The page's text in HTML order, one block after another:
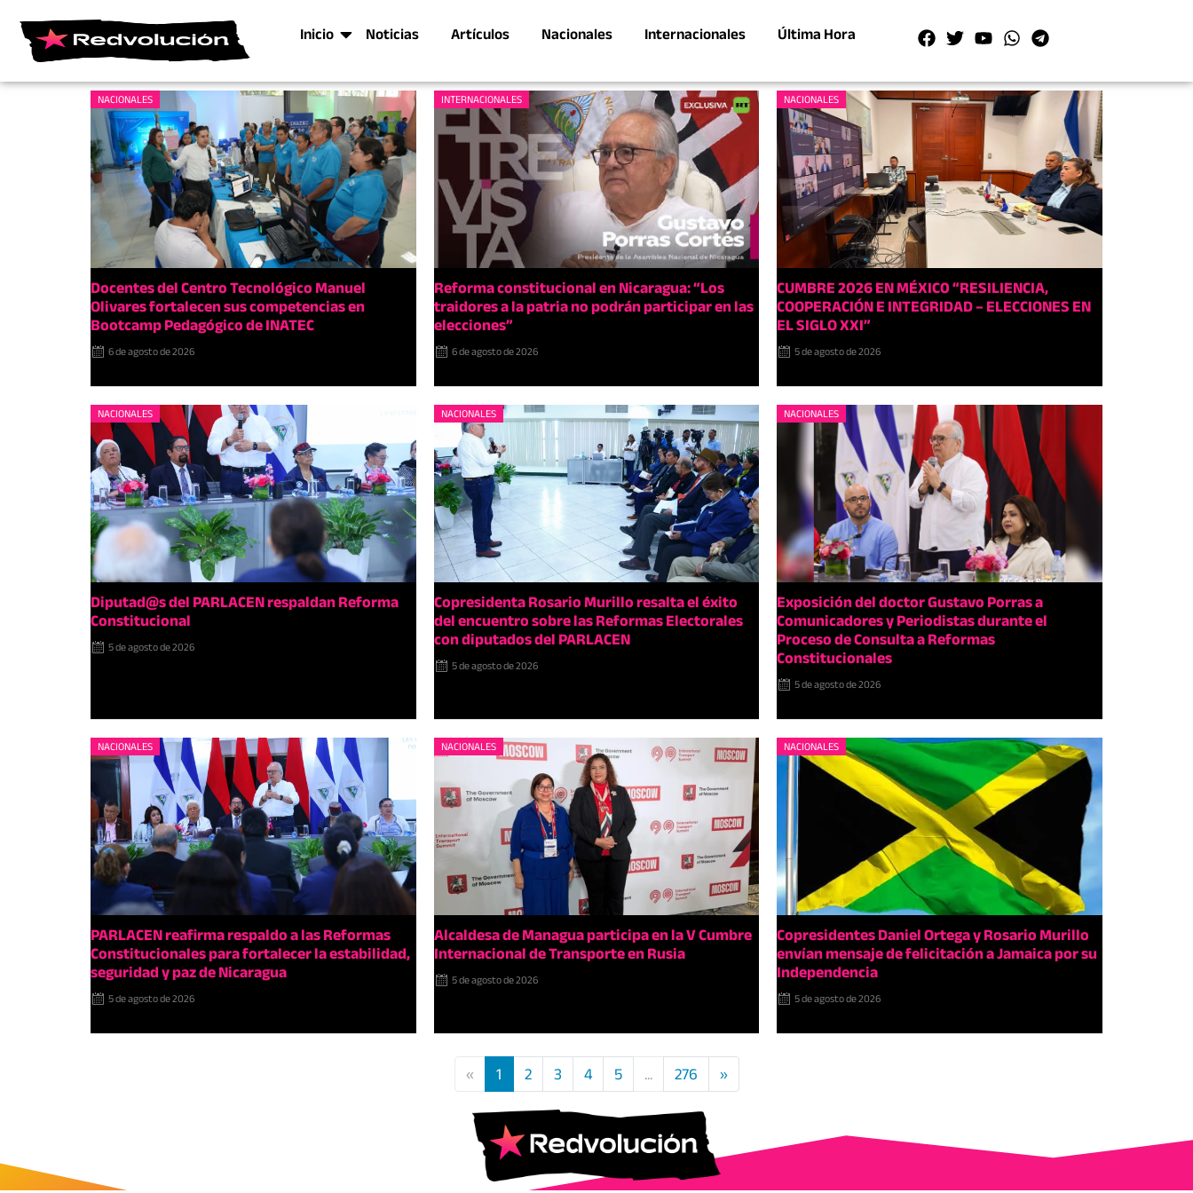
Inicio Noticias Artículos Nacionales Internacionales Última Hora
NACIONALES
Docentes del Centro Tecnológico Manuel
Olivares fortalecen sus competencias en
Bootcamp Pedagógico de INATEC
6 de agosto de 2026
INTERNACIONALES
Reforma constitucional en Nicaragua: “Los
traidores a la patria no podrán participar en las
elecciones”
6 de agosto de 2026
NACIONALES
CUMBRE 2026 EN MÉXIC0 “RESILIENCIA,
COOPERACIÓN E INTEGRIDAD – ELECCIONES EN
EL SIGLO XXI”
5 de agosto de 2026
NACIONALES
Diputad@s del PARLACEN respaldan Reforma
Constitucional
5 de agosto de 2026
NACIONALES
Copresidenta Rosario Murillo resalta el éxito
del encuentro sobre las Reformas Electorales
con diputados del PARLACEN
5 de agosto de 2026
NACIONALES
Exposición del doctor Gustavo Porras a
Comunicadores y Periodistas durante el
Proceso de Consulta a Reformas
Constitucionales
5 de agosto de 2026
NACIONALES
PARLACEN reafirma respaldo a las Reformas
Constitucionales para fortalecer la estabilidad,
seguridad y paz de Nicaragua
5 de agosto de 2026
NACIONALES
Alcaldesa de Managua participa en la V Cumbre
Internacional de Transporte en Rusia
5 de agosto de 2026
NACIONALES
Copresidentes Daniel Ortega y Rosario Murillo
envían mensaje de felicitación a Jamaica por su
Independencia
5 de agosto de 2026
« 1 2 3 4 5 ... 276 »